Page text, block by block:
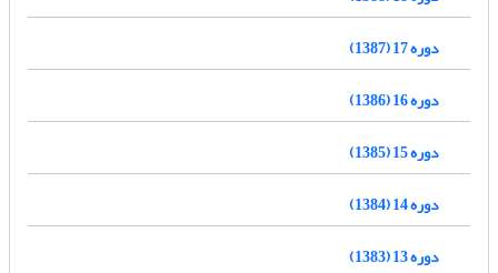
دوره 17 (1387)
دوره 16 (1386)
دوره 15 (1385)
دوره 14 (1384)
دوره 13 (1383)